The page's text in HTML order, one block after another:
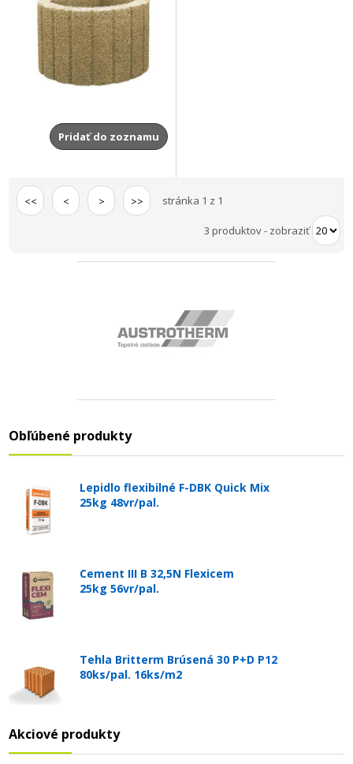
Pridať do zoznamu
<< < > >> stránka 1 z 1
3 produktov- zobraziť
Obľúbené produkty
Lepidlo flexibilné F-DBK Quick Mix
25kg 48vr/pal.
Cement III B 32,5N Flexicem
25kg 56vr/pal.
Tehla Britterm Brúsená 30 P+D P12
80ks/pal. 16ks/m2
Akciové produkty